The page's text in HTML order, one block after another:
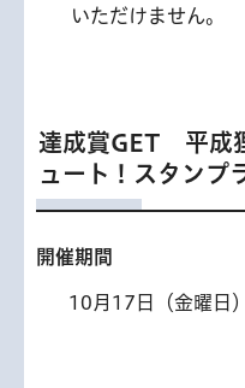
いただけません。
達成賞GET 平成
ュート！スタンプ
開催期間
10月17日（金曜日